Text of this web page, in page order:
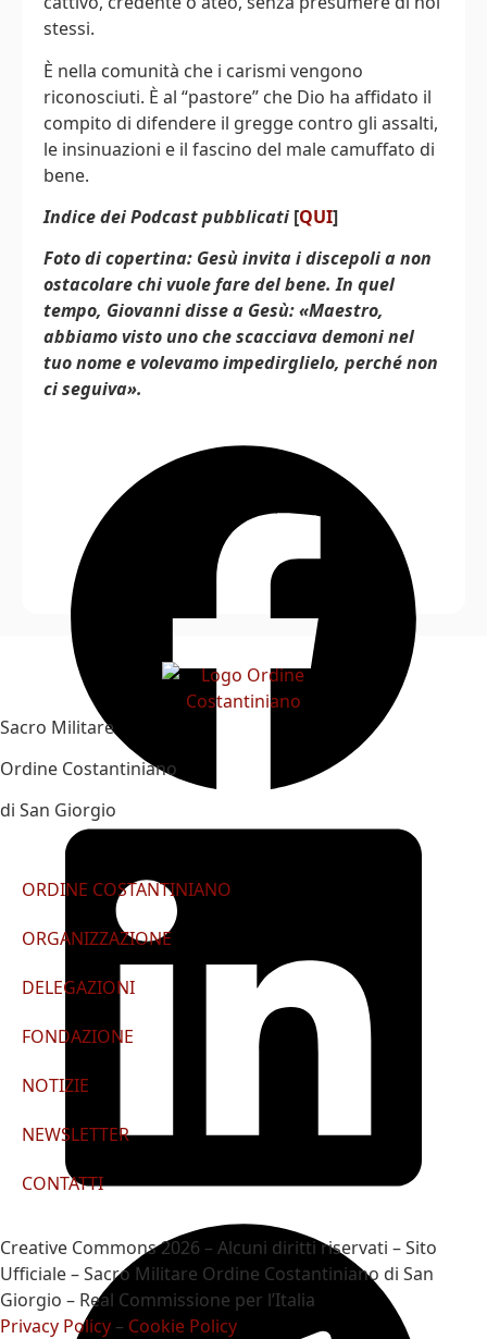
stessi.
È nella comunità che i carismi vengono
riconosciuti. È al “pastore” che Dio ha affidato il
compito di difendere il gregge contro gli assalti,
le insinuazioni e il fascino del male camuffato di
bene.
Indice dei Podcast pubblicati [QUI]
Foto di copertina: Gesù invita i discepoli a non
ostacolare chi vuole fare del bene. In quel
tempo, Giovanni disse a Gesù: «Maestro,
abbiamo visto uno che scacciava demoni nel
tuo nome e volevamo impedirglielo, perché non
ci seguiva».
Sacro Militare
Ordine Costantiniano
di San Giorgio
ORDINE COSTANTINIANO
ORGANIZZAZIONE
DELEGAZIONI
FONDAZIONE
NOTIZIE
NEWSLETTER
CONTATTI
Creative Commons 2026 – Alcuni diritti riservati – Sito
Ufficiale – Sacro Militare Ordine Costantiniano di San
Giorgio – Real Commissione per l’Italia
Privacy Policy – Cookie Policy